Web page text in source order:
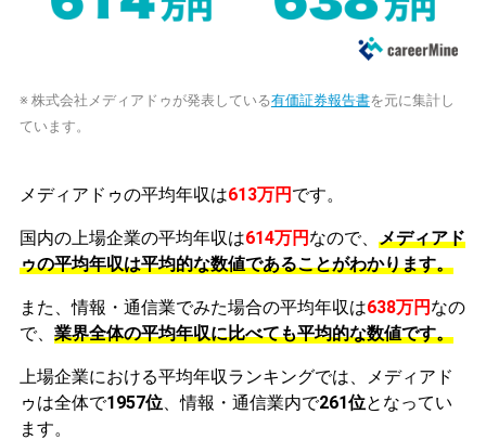
※ 株式会社メディアドゥが発表している有価証券報告書を元に集計し
ています。
メディアドゥの平均年収は613万円 です。
国内の上場企業の平均年収は614万円 なので、 メディアド
ゥの平均年収は平均的な数値であることがわかります。
また、情報・通信業でみた場合の平均年収は638万円 なの
で、 業界全体の平均年収に比べても平均的な数値です。
上場企業における平均年収ランキングでは、メディアド
ゥは全体で1957位、情報・通信業内で261位となってい
ます。